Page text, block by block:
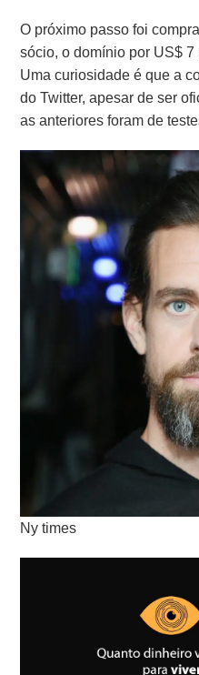
O próximo passo foi
sócio, o domínio por US$
Uma curiosidade é que a
do Twitter, apesar de ser
as anteriores foram de
Ny times